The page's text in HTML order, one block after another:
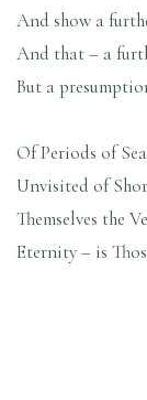
And show a
And that – a
But a
Of Periods of
Unvisited of
Themselves the
Eternity – is